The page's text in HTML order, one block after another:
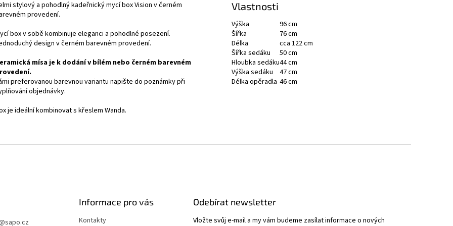
stylový a pohodlný kadeřnický mycí box Vision v černém
provedení.
box v sobě kombinuje eleganci a pohodlné posezení.
design v černém barevném provedení.
mísa je k dodání v bílém nebo černém barevném
preferovanou barevnou variantu napište do poznámky při
objednávky.
je ideální kombinovat s křeslem Wanda.
Vlastnosti
Výška
96 cm
Šířka
76 cm
Délka
cca 122 cm
Šířka sedáku
50 cm
Hloubka sedáku44 cm
Výška sedáku
47 cm
Délka opěradla 46 cm
sapo.cz
Informace pro vás
Kontakty
Odebírat newsletter
Vložte svůj e-mail a my vám budeme zasílat informace o nových